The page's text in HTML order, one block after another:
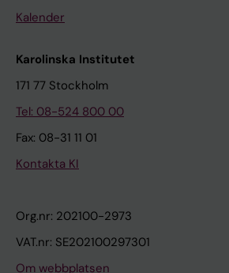
Kalender
Karolinska Institutet
171 77 Stockholm
Tel: 08-524 800 00
Fax: 08-31 11 01
Kontakta KI
Org.nr: 202100-2973
VAT.nr: SE202100297301
Om webbplatsen